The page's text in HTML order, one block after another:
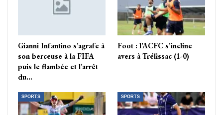
Gianni Infantino s’agrafe à
son berceuse à la FIFA
puis le flambée et l’arrêt
du…
Foot : l’ACFC s’incline
avers à Trélissac (1-0)
SPORTS SPORTS